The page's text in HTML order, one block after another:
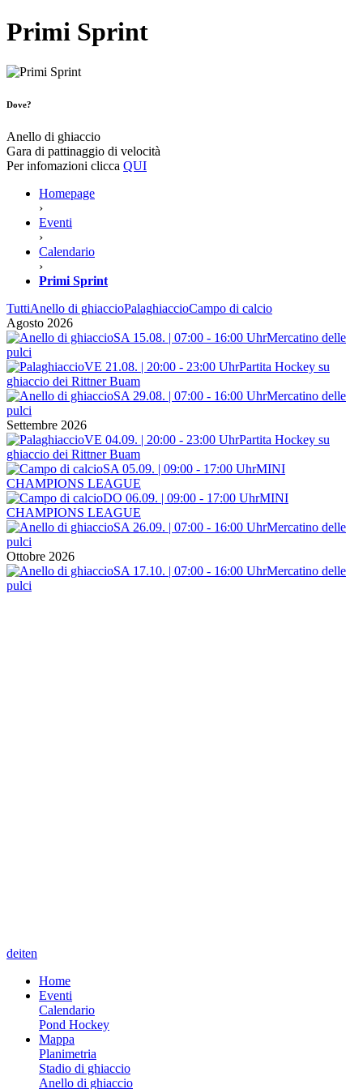
Primi Sprint
Dove?
Anello di ghiaccio
Gara di pattinaggio di velocità
Per infomazioni clicca QUI
Homepage
›
Eventi
›
Calendario
›
Primi Sprint
TuttiAnello di ghiaccioPalaghiaccioCampo di calcio
Agosto 2026
SA 15.08. | 07:00 - 16:00 UhrMercatino delle
pulci
VE 21.08. | 20:00 - 23:00 UhrPartita Hockey su
ghiaccio dei Rittner Buam
SA 29.08. | 07:00 - 16:00 UhrMercatino delle
pulci
Settembre 2026
VE 04.09. | 20:00 - 23:00 UhrPartita Hockey su
ghiaccio dei Rittner Buam
SA 05.09. | 09:00 - 17:00 UhrMINI
CHAMPIONS LEAGUE
DO 06.09. | 09:00 - 17:00 UhrMINI
CHAMPIONS LEAGUE
SA 26.09. | 07:00 - 16:00 UhrMercatino delle
pulci
Ottobre 2026
SA 17.10. | 07:00 - 16:00 UhrMercatino delle
pulci
deiten
Home
Eventi
Calendario
Pond Hockey
Mappa
Planimetria
Stadio di ghiaccio
Anello di ghiaccio